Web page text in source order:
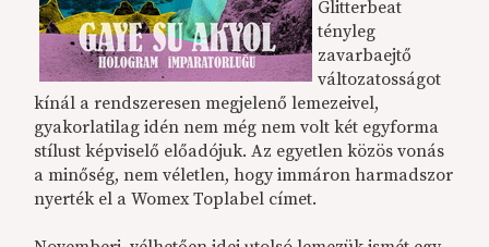
Glitterbeat
tényleg
zavarbaejtő
változatosságot
kínál a rendszeresen megjelenő lemezeivel,
gyakorlatilag idén nem még nem volt két egyforma
stílust képviselő előadójuk. Az egyetlen közös vonás
a minőség, nem véletlen, hogy immáron harmadszor
nyerték el a Womex Toplabel címet.